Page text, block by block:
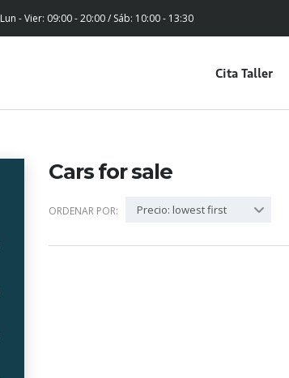
Lun - Vier: 09:00 - 20:00 / Sáb: 10:00 - 13:30
Cita Taller
Cars for sale
ORDENAR POR: Precio: lowest first